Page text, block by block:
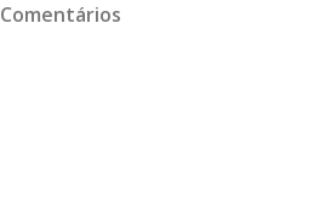
Comentários